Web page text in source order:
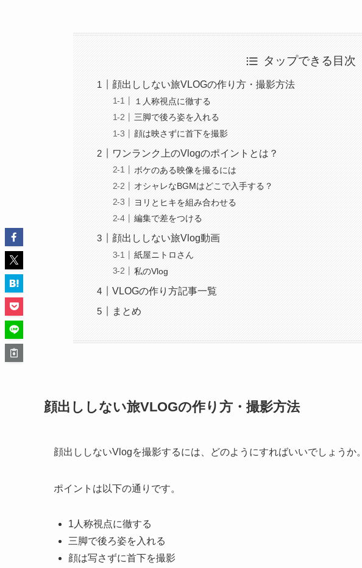
タップできる目次
顔出ししない旅VLOGの作り方・撮影方法
１人称視点に徹する
三脚で後ろ姿を入れる
顔は映さずに首下を撮影
ワンランク上のVlogのポイントとは？
ボケのある映像を撮るには
オシャレなBGMはどこで入手する？
ヨリとヒキを組み合わせる
編集で差をつける
顔出ししない旅Vlog動画
紙屋ニトロさん
私のVlog
VLOGの作り方記事一覧
まとめ
顔出ししない旅VLOGの作り方・撮影方法
顔出ししないVlogを撮影するには、どのようにすればいいでしょうか。
ポイントは以下の通りです。
1人称視点に徹する
三脚で後ろ姿を入れる
顔は写さずに首下を撮影